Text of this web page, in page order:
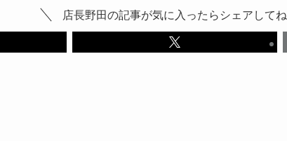
店長野田の記事が気に入ったらシェアしてね